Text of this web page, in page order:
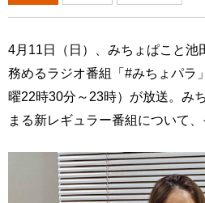
4月11日（日）、みちょぱこと池
務めるラジオ番組「#みちょパラ
曜22時30分～23時）が放送。み
まる新レギュラー番組について、